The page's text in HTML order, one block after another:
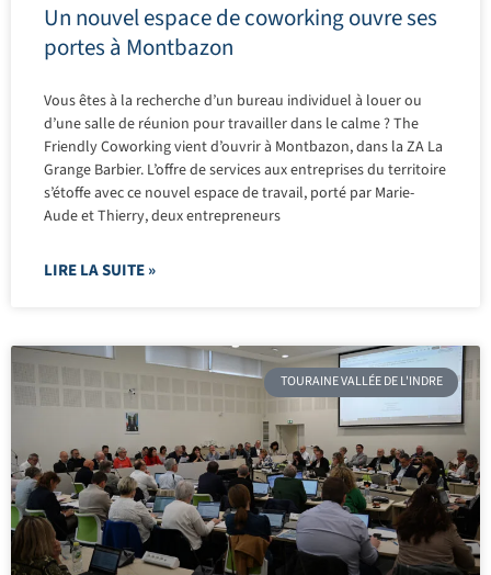
Un nouvel espace de coworking ouvre ses
portes à Montbazon
Vous êtes à la recherche d’un bureau individuel à louer ou
d’une salle de réunion pour travailler dans le calme ? The
Friendly Coworking vient d’ouvrir à Montbazon, dans la ZA La
Grange Barbier. L’offre de services aux entreprises du territoire
s’étoffe avec ce nouvel espace de travail, porté par Marie-
Aude et Thierry, deux entrepreneurs
LIRE LA SUITE »
TOURAINE VALLÉE DE L'INDRE